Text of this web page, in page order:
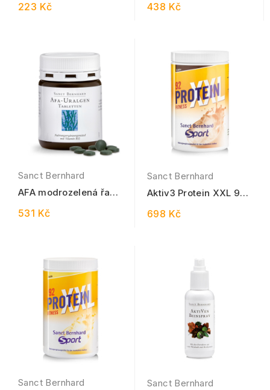
223 Kč 438 Kč
Sanct Bernhard
AFA modrozelená řasa
531 Kč
Sanct Bernhard
Aktiv3 Protein XXL 92
698 Kč
Sanct Bernhard
Sanct Bernhard